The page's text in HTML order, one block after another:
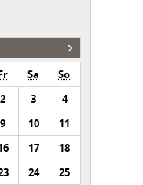
Sa
So
2 3
4
9 10
11
17
18
24
25